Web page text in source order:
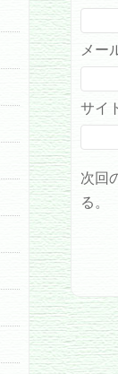
メー
サイ
次回
る。